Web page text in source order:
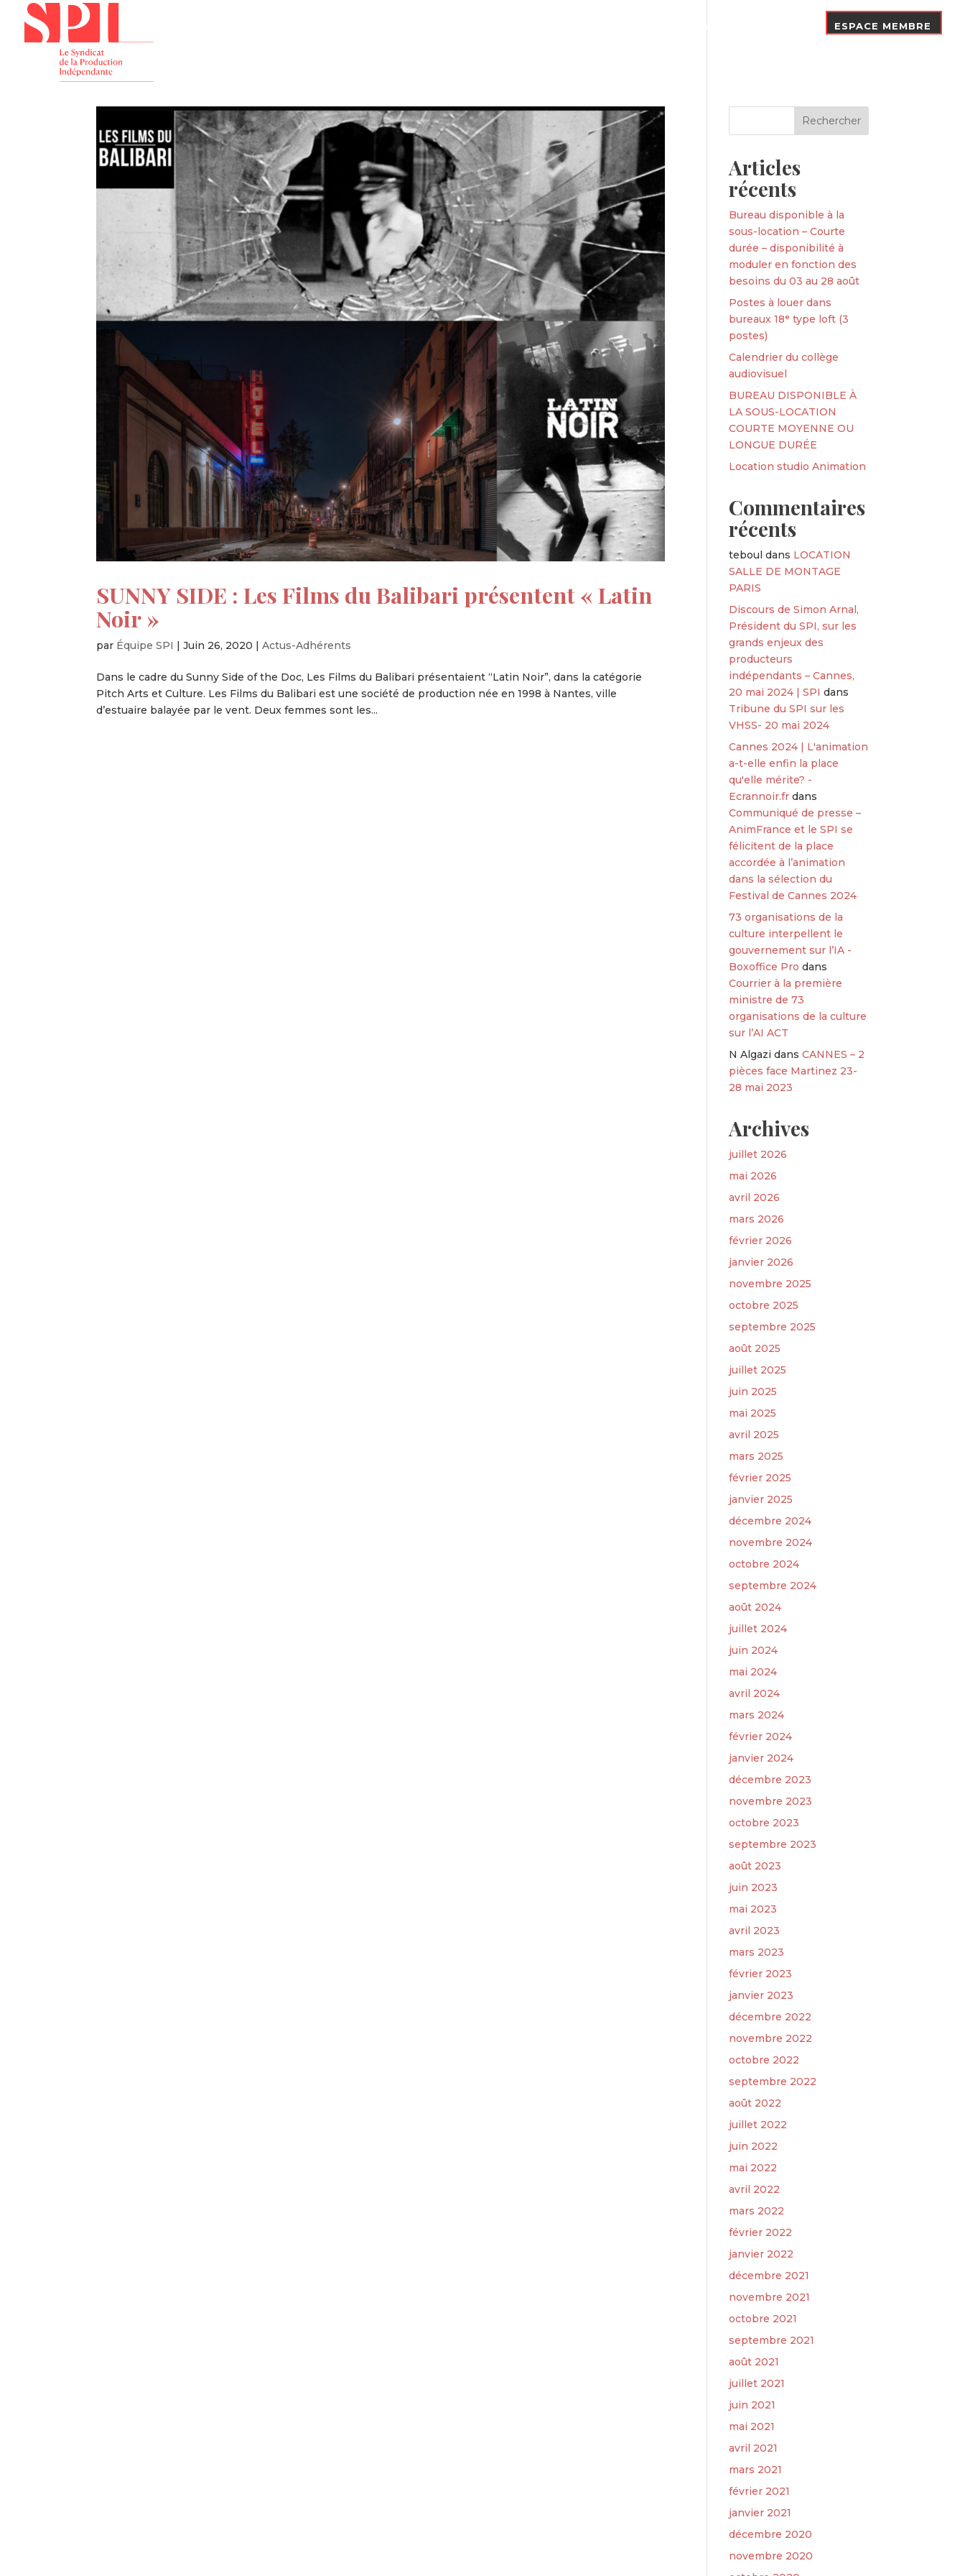
Nos Adhérents ESPACE MEMBRE
SUNNY SIDE : Les Films du Balibari présentent « Latin
Noir »
par Équipe SPI |Juin 26, 2020 |Actus-Adhérents
Dans le cadre du Sunny Side of the Doc, Les Films du Balibari présentaient “Latin Noir”, dans la catégorie
Pitch Arts et Culture. Les Films du Balibari est une société de production née en 1998 à Nantes, ville
d’estuaire balayée par le vent. Deux femmes sont les...
Articles
récents
Bureau disponible à la
sous-location – Courte
durée – disponibilité à
moduler en fonction des
besoins du 03 au 28 août
Postes à louer dans
bureaux 18ᵉ type loft (3
postes)
Calendrier du collège
audiovisuel
BUREAU DISPONIBLE À
LA SOUS-LOCATION
COURTE MOYENNE OU
LONGUE DURÉE
Location studio Animation
Commentaires
récents
teboul dans LOCATION
SALLE DE MONTAGE
PARIS
Discours de Simon Arnal,
Président du SPI, sur les
grands enjeux des
producteurs
indépendants – Cannes,
20 mai 2024 | SPI dans
Tribune du SPI sur les
VHSS- 20 mai 2024
Cannes 2024 | L'animation
a-t-elle enfin la place
qu'elle mérite? -
Ecrannoir.fr dans
Communiqué de presse –
AnimFrance et le SPI se
félicitent de la place
accordée à l’animation
dans la sélection du
Festival de Cannes 2024
73 organisations de la
culture interpellent le
gouvernement sur l’IA -
Boxoffice Pro dans
Courrier à la première
ministre de 73
organisations de la culture
sur l’AI ACT
N Algazi dansCANNES – 2
pièces face Martinez 23-
28 mai 2023
Archives
juillet 2026
mai 2026
avril 2026
mars 2026
février 2026
janvier 2026
novembre 2025
octobre 2025
septembre 2025
août 2025
juillet 2025
juin 2025
mai 2025
avril 2025
mars 2025
février 2025
janvier 2025
décembre 2024
novembre 2024
octobre 2024
septembre 2024
août 2024
juillet 2024
juin 2024
mai 2024
avril 2024
mars 2024
février 2024
janvier 2024
décembre 2023
novembre 2023
octobre 2023
septembre 2023
août 2023
juin 2023
mai 2023
avril 2023
mars 2023
février 2023
janvier 2023
décembre 2022
novembre 2022
octobre 2022
septembre 2022
août 2022
juillet 2022
juin 2022
mai 2022
avril 2022
mars 2022
février 2022
janvier 2022
décembre 2021
novembre 2021
octobre 2021
septembre 2021
août 2021
juillet 2021
juin 2021
mai 2021
avril 2021
mars 2021
février 2021
janvier 2021
décembre 2020
novembre 2020